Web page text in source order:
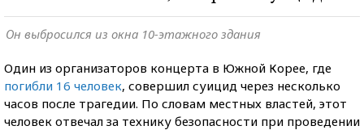
Он выбросился из окна 10-этажного здания
Один из организаторов концерта в Южной Корее, где
погибли 16 человек, совершил суицид через несколько
часов после трагедии. По словам местных властей, этот
человек отвечал за технику безопасности при проведении